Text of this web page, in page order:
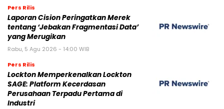
Pers Rilis
Laporan Cision Peringatkan Merek
tentang ‘Jebakan Fragmentasi Data’
yang Merugikan
Rabu, 5 Agu 2026 - 14:00 WIB
Pers Rilis
Lockton Memperkenalkan Lockton
SAGE: Platform Kecerdasan
Perusahaan Terpadu Pertama di
Industri